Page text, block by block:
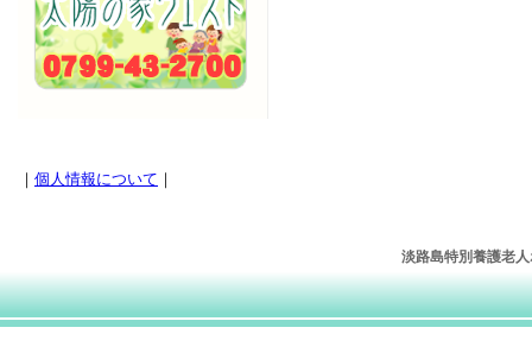
｜ 個人情報について ｜
淡路島特別養護老